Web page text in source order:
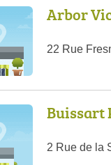
Arbor
22 Rue
Buissart
2 Rue de la